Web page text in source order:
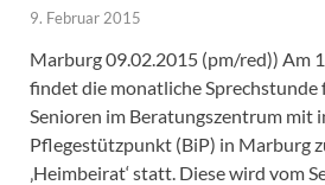
9. Februar 2015
Marburg 09.02.2015 (pm/red)) Am
findet die monatliche Sprechstunde
Senioren im Beratungszentrum mit
Pflegestützpunkt (BiP) in Marburg
‚Heimbeirat‘ statt. Diese wird vom